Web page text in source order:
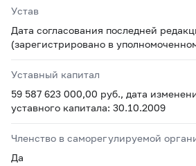
Устав
Дата согласования последней
(зарегистрировано в
Уставный капитал
59 587 623 000,00 руб., дата
уставного капитала: 30.10.2009
Членство в саморегулируемой
Да